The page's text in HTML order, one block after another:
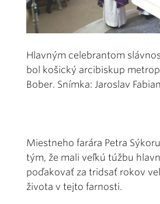
Hlavným celebrantom
bol košický arcibiskup
Bober. Snímka: Jaroslav Fabian
Miestneho farára Petra
tým, že mali veľkú túžbu
poďakovať za tridsať rokov
života v tejto farnosti.